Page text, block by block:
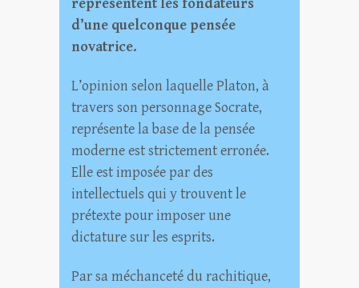
représentent les fondateurs
d’une quelconque pensée
novatrice.
L’opinion selon laquelle Platon, à
travers son personnage Socrate,
représente la base de la pensée
moderne est strictement erronée.
Elle est imposée par des
intellectuels qui y trouvent le
prétexte pour imposer une
dictature sur les esprits.
Par sa méchanceté du rachitique,